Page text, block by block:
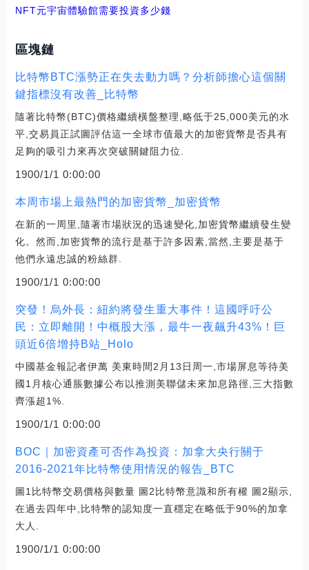
NFT元宇宙體驗館需要投資多少錢
區塊鏈
比特幣BTC漲勢正在失去動力嗎？分析師擔心這個關
鍵指標沒有改善_比特幣
隨著比特幣(BTC)價格繼續橫盤整理,略低于25,000美元的水
平,交易員正試圖評估這一全球市值最大的加密貨幣是否具有
足夠的吸引力來再次突破關鍵阻力位.
1900/1/1 0:00:00
本周市場上最熱門的加密貨幣_加密貨幣
在新的一周里,隨著市場狀況的迅速變化,加密貨幣繼續發生變
化。然而,加密貨幣的流行是基于許多因素,當然,主要是基于
他們永遠忠誠的粉絲群.
1900/1/1 0:00:00
突發！烏外長：紐約將發生重大事件！這國呼吁公
民：立即離開！中概股大漲，最牛一夜飆升43%！巨
頭近6倍增持B站_Holo
中國基金報記者伊萬 美東時間2月13日周一,市場屏息等待美
國1月核心通脹數據公布以推測美聯儲未來加息路徑,三大指數
齊漲超1%.
1900/1/1 0:00:00
BOC｜加密資產可否作為投資：加拿大央行關于
2016-2021年比特幣使用情況的報告_BTC
圖1比特幣交易價格與數量 圖2比特幣意識和所有權 圖2顯示,
在過去四年中,比特幣的認知度一直穩定在略低于90%的加拿
大人.
1900/1/1 0:00:00